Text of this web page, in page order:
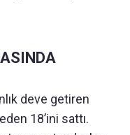
deve getiren
18’ini sattı.